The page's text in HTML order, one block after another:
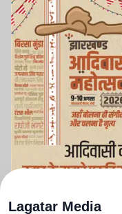
Lagatar Media